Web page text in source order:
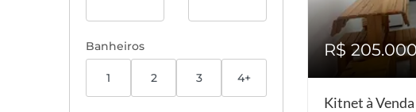
Banheiros
1 2 3 4+
R$
Kitnet à